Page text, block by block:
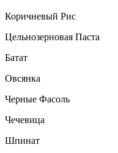
Коричневый Рис
Цельнозерновая Паста
Батат
Овсянка
Черные Фасоль
Чечевица
Шпинат